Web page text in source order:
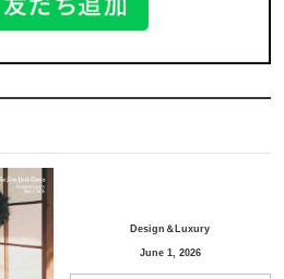
Design＆Luxury
June 1, 2026